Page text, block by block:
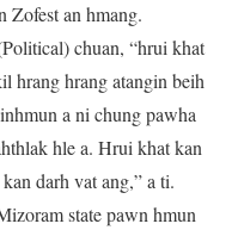
Zofest an hmang.
chuan, “hrui khat
hrang hrang atangin beih
a ni chung pawha
hle a. Hrui khat kan
darh vat ang,” a ti.
state pawn hmun